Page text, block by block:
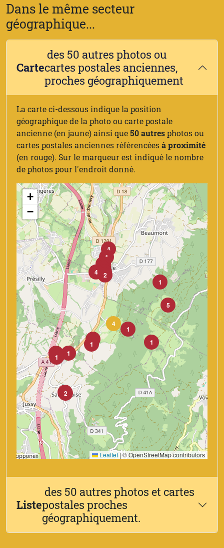
Dans le même secteur
géographique...
Carte
des 50 autres photos ou
cartes postales anciennes,
proches géographiquement
La carte ci-dessous indique la position
géographique de la photo ou carte postale
ancienne (en jaune) ainsi que50 autresphotos ou
cartes postales anciennes référencéesà proximité
(en rouge). Sur le marqueur est indiqué le nombre
de photos pour l'endroit donné.
4
1
1
2
1
2
1
4
1
1
4
1
5
21
1
1
2
+
−
Leaflet | © OpenStreetMap contributors
Liste
des 50 autres photos et cartes
postales proches
géographiquement.